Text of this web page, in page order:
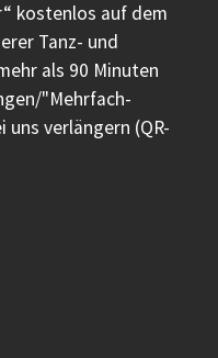
kostenlos auf dem
Tanz- und
als 90 Minuten
"Mehrfach-
uns verlängern (QR-